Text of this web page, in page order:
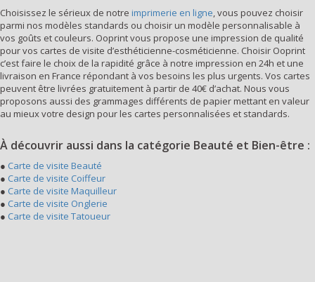
Choisissez le sérieux de notre imprimerie en ligne, vous pouvez choisir
parmi nos modèles standards ou choisir un modèle personnalisable à
vos goûts et couleurs. Ooprint vous propose une impression de qualité
pour vos cartes de visite d’esthéticienne-cosméticienne. Choisir Ooprint
c’est faire le choix de la rapidité grâce à notre impression en 24h et une
livraison en France répondant à vos besoins les plus urgents. Vos cartes
peuvent être livrées gratuitement à partir de 40€ d’achat. Nous vous
proposons aussi des grammages différents de papier mettant en valeur
au mieux votre design pour les cartes personnalisées et standards.
À découvrir aussi dans la catégorie Beauté et Bien-être :
● Carte de visite Beauté
● Carte de visite Coiffeur
● Carte de visite Maquilleur
● Carte de visite Onglerie
● Carte de visite Tatoueur